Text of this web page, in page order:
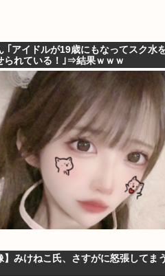
｢アイドルが19歳にもなってスク水
られている！｣⇒結果ｗｗｗ
】みけねこ氏、さすがに怒張してまう